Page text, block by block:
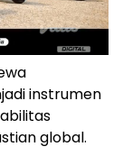
instrumen
global.